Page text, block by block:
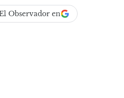
Observador en